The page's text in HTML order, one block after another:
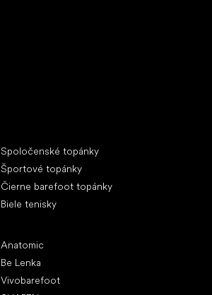
Spoločenské topánky
Športové topánky
Čierne barefoot topánky
Biele tenisky
Anatomic
Be Lenka
Vivobarefoot